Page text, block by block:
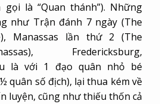
là “Quan thánh”). Những
như Trận đánh 7 ngày (The
Manassas lần thứ 2 (The
Fredericksburg,
là với 1 đạo quân nhỏ bé
quân số địch), lại thua kém về
luyện, cũng như thiếu thốn cả